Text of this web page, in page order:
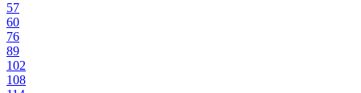
57
60
76
89
102
108